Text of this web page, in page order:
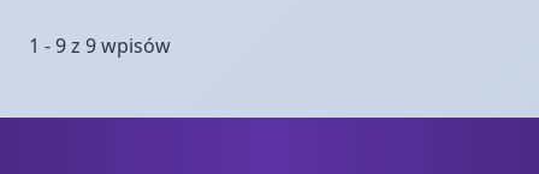
1 - 9 z 9 wpisów